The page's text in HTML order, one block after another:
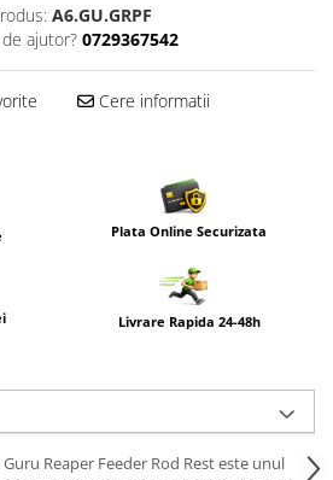
A6.GU.GRPF
ajutor? 0729367542
Cere informatii
Plata Online Securizata
Livrare Rapida 24-48h
Guru Reaper Feeder Rod Rest este unul